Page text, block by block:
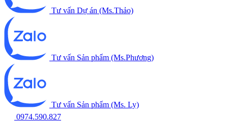
Tư vấn Dự án (Ms.Thảo)
Tư vấn Sản phẩm (Ms.Phương)
Tư vấn Sản phẩm (Ms. Ly)
0974.590.827